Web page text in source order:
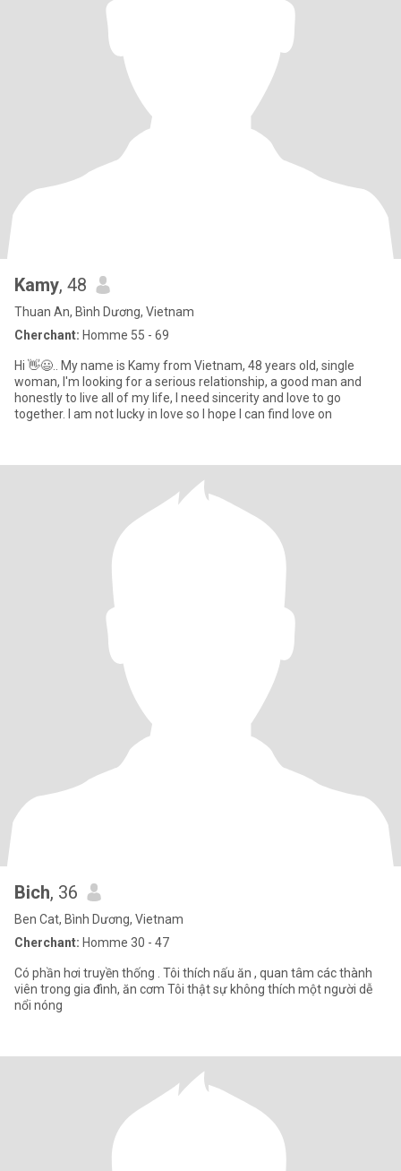
Kamy, 48
Thuan An, Bình Dương, Vietnam
Cherchant: Homme 55 - 69
Hi 👋😃.. My name is Kamy from Vietnam, 48 years old, single
woman, I'm looking for a serious relationship, a good man and
honestly to live all of my life, I need sincerity and love to go
together. I am not lucky in love so I hope I can find love on
Bich, 36
Ben Cat, Bình Dương, Vietnam
Cherchant: Homme 30 - 47
Có phần hơi truyền thống . Tôi thích nấu ăn , quan tâm các thành
viên trong gia đình, ăn cơm Tôi thật sự không thích một người dễ
nổi nóng